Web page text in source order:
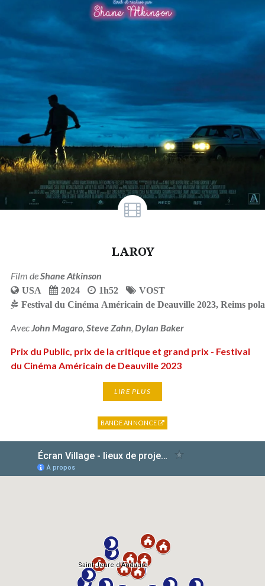
LAROY
Film de Shane Atkinson
USA 2024 1h52
VOST
Festival du Cinéma Américain de Deauville 2023, Reims
Avec John Magaro, Steve Zahn Dylan Baker
Prix du Public, prix de la critique et grand prix - Festival
du Cinéma Américain de Deauville 2023
LIRE PLUS
BANDE ANNONCE